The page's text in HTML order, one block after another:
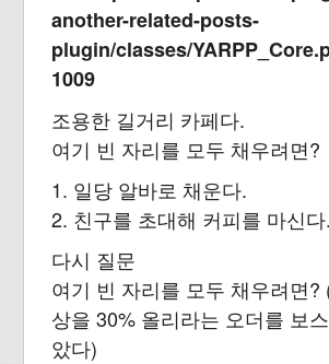
another-related-posts-
plugin/classes/
1009
조용한 길거리 카페다.
여기 빈 자리를 모두 채우려면?
1. 일당 알바로 채운다.
2. 친구를 초대해 커피를 마신다.
다시 질문
여기 빈 자리를 모두 채우려면?
상을 30% 올리라는 오더를 보
았다)